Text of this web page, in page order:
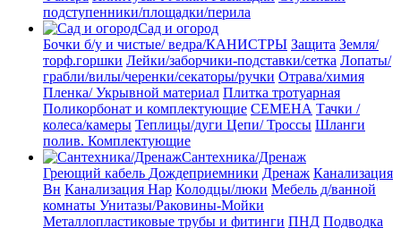
подступенники/площадки/перила
Сад и огород
Бочки б/у и чистые/ ведра/КАНИСТРЫ Защита Земля/
торф.горшки Лейки/заборчики-подставки/сетка Лопаты/
грабли/вилы/черенки/секаторы/ручки Отрава/химия
Пленка/ Укрывной материал Плитка тротуарная
Поликорбонат и комплектующие СЕМЕНА Тачки /
колеса/камеры Теплицы/дуги Цепи/ Троссы Шланги
полив. Комплектующие
Сантехника/Дренаж
Греющий кабель Дождеприемники Дренаж Канализация
Вн Канализация Нар Колодцы/люки Мебель д/ванной
комнаты Унитазы/Раковины-Мойки
Металлопластиковые трубы и фитинги ПНД Подводка